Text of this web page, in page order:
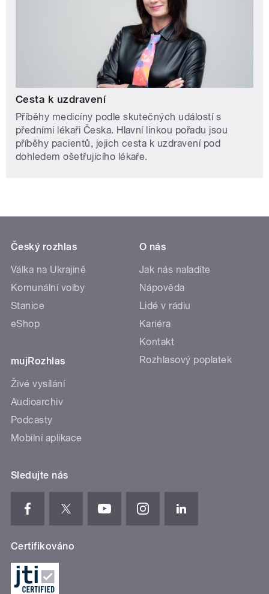
Cesta k uzdravení
Příběhy medicíny podle skutečných událostí s
předními lékaři Česka. Hlavní linkou pořadu jsou
příběhy pacientů, jejich cesta k uzdravení pod
dohledem ošetřujícího lékaře.
Český rozhlas
Válka na Ukrajině
Komunální volby
Stanice
eShop
mujRozhlas
Živé vysílání
Audioarchiv
Podcasty
Mobilní aplikace
O nás
Jak nás naladíte
Nápověda
Lidé v rádiu
Kariéra
Kontakt
Rozhlasový poplatek
Sledujte nás
Certifikováno